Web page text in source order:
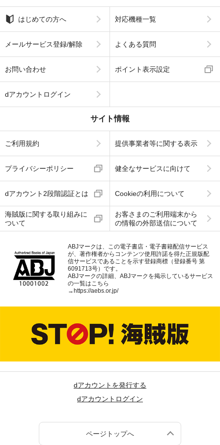
はじめての方へ 対応機種一覧
メールサービス登録/解除 よくある質問
お問い合わせ ポイント表示設定
dアカウントログイン
サイト情報
ご利用規約 提供事業者等に関する表示
プライバシーポリシー 健全なサービスに向けて
dアカウント2段階認証とは Cookieの利用について
海賊版に関する取り組みに
ついて
お客さまのご利用端末から
の情報の外部送信について
ABJマークは、この電子書店・電子書籍配信サービス
が、著作権者からコンテンツ使用許諾を得た正規版配
信サービスであることを示す登録商標（登録番号 第
6091713号）です。
ABJマークの詳細、ABJマークを掲示しているサービス
の一覧はこちら
→https://aebs.or.jp/
dアカウントを発行する
dアカウントログイン
ページトップへ